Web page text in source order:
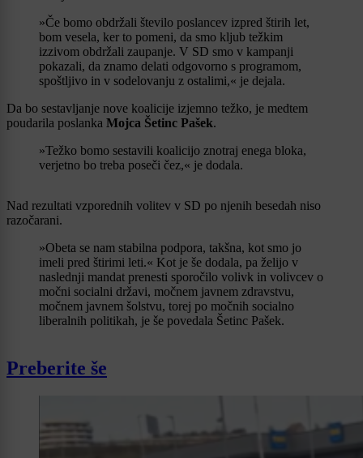
»Če bomo obdržali število poslancev izpred štirih let,
bom vesela, ker to pomeni, da smo kljub težkim
izzivom obdržali zaupanje. V SD smo v kampanji
pokazali, da znamo delati odgovorno s programom,
spoštljivo in v sodelovanju z ostalimi,« je dejala.
Da bo sestavljanje nove koalicije izjemno težko, je medtem
poudarila poslanka Mojca Šetinc Pašek.
»Težko bomo sestavili koalicijo znotraj enega bloka,
verjetno bo treba poseči čez,« je dodala.
Nad rezultati vzporednih volitev v SD po njenih besedah niso
razočarani.
»Obeta se nam stabilna podpora, takšna, kot smo jo
imeli pred štirimi leti.« Kot je še dodala, pa želijo v
naslednji mandat prenesti sporočilo volivk in volivcev o
močni socialni državi, močnem javnem zdravstvu,
močnem javnem šolstvu, torej po močnih socialno
liberalnih politikah, je še povedala Šetinc Pašek.
Preberite še